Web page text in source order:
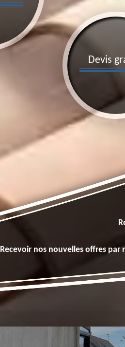
Devis
Recevoir nos nouvelles offres par